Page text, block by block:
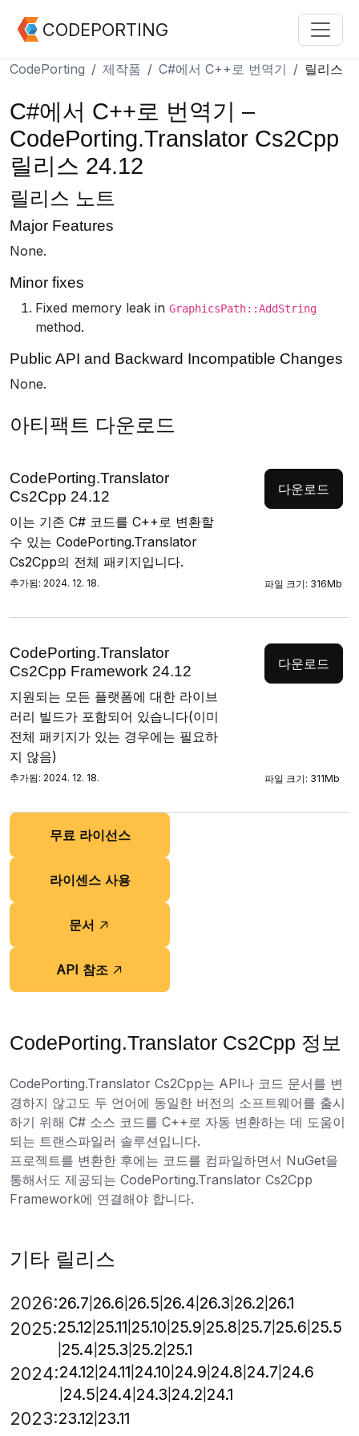
CODEPORTING
CodePorting 제작품 C#에서 C++로 번역기 릴리스
C#에서 C++로 번역기 –
CodePorting.Translator Cs2Cpp
릴리스 24.12
릴리스 노트
Major Features
None.
Minor fixes
Fixed memory leak in GraphicsPath::AddString
method.
Public API and Backward Incompatible Changes
None.
아티팩트 다운로드
CodePorting.Translator
Cs2Cpp 24.12
이는 기존 C# 코드를 C++로 변환할
수 있는 CodePorting.Translator
Cs2Cpp의 전체 패키지입니다.
추가됨: 2024. 12. 18.
다운로드
파일 크기: 316Mb
CodePorting.Translator
Cs2Cpp Framework 24.12
지원되는 모든 플랫폼에 대한 라이브
러리 빌드가 포함되어 있습니다(이미
전체 패키지가 있는 경우에는 필요하
지 않음)
추가됨: 2024. 12. 18.
다운로드
파일 크기: 311Mb
무료 라이선스
라이센스 사용
문서
API 참조
CodePorting.Translator Cs2Cpp 정보
CodePorting.Translator Cs2Cpp는 API나 코드 문서를 변
경하지 않고도 두 언어에 동일한 버전의 소프트웨어를 출시
하기 위해 C# 소스 코드를 C++로 자동 변환하는 데 도움이
되는 트랜스파일러 솔루션입니다.
프로젝트를 변환한 후에는 코드를 컴파일하면서 NuGet을
통해서도 제공되는 CodePorting.Translator Cs2Cpp
Framework에 연결해야 합니다.
기타 릴리스
2026:26.7 26.6 26.5 26.4 26.3 26.2 26.1
2025:25.12 25.11 25.10 25.9 25.8 25.7 25.6 25.5
25.4 25.3 25.2 25.1
2024:24.12 24.11 24.10 24.9 24.8 24.7 24.6
24.5 24.4 24.3 24.2 24.1
2023:23.12 23.11